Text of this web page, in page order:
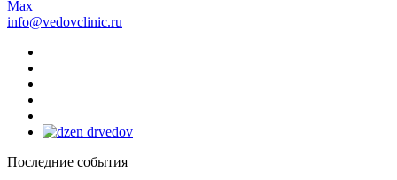
Max
info@vedovclinic.ru
Последние события